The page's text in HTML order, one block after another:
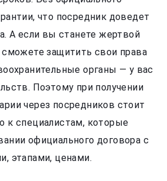
что посредник доведет
А если вы станете жертвой
сможете защитить свои права
органы — у вас
Поэтому при получении
через посредников стоит
к специалистам, которые
официального договора с
этапами, ценами.